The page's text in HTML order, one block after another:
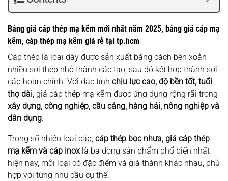
Bảng giá cáp thép mạ kẽm mới nhất năm 2025, bảng giá cáp mạ
kẽm, cáp thép mạ kẽm giá rẻ tại tp.hcm
Cáp thép là loại dây được sản xuất bằng cách bện xoắn
nhiều sợi thép nhỏ thành các tao, sau đó kết hợp thành sợi
cáp hoàn chỉnh. Với đặc tính chịu lực cao, độ bền tốt, tuổi
thọ dài, giá cáp thép mạ kẽm được ứng dụng rộng rãi trong
xây dựng, công nghiệp, cầu cảng, hàng hải, nông nghiệp và
dân dụng.
Trong số nhiều loại cáp, cáp thép bọc nhựa, giá cáp thép
mạ kẽm và cáp inox là ba dòng sản phẩm phổ biến nhất
hiện nay, mỗi loại có đặc điểm và giá thành khác nhau, phù
hợp với từng nhu cầu cụ thể.